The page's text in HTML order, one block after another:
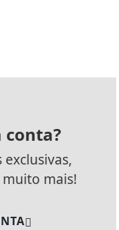
conta?
mais!